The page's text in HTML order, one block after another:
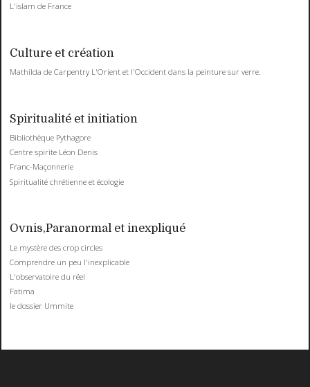
L'islam de France
Culture et création
Mathilda de Carpentry L'Orient et l'Occident dans la peinture sur verre.
Spiritualité et initiation
Bibliothèque Pythagore
Centre spirite Léon Denis
Franc-Maçonnerie
Spiritualité chrétienne et écologie
Ovnis,Paranormal et inexpliqué
Le mystère des crop circles
Comprendre un peu l'inexplicable
L'observatoire du réel
Fatima
le dossier Ummite